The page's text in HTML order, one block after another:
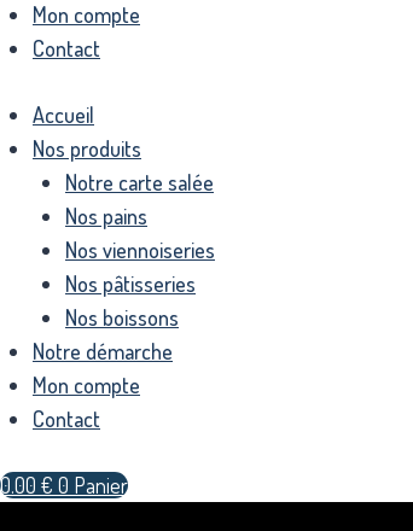
Mon compte
Contact
Accueil
Nos produits
Notre carte salée
Nos pains
Nos viennoiseries
Nos pâtisseries
Nos boissons
Notre démarche
Mon compte
Contact
0.00 € 0 Panier